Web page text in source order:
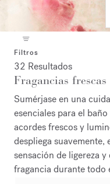
Filtros
32 Resultados
Fragancias frescas
Sumérjase en una
esenciales para el
acordes frescos y
despliega
sensación de ligereza
fragancia durante todo